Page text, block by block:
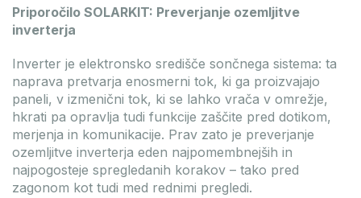
Priporočilo SOLARKIT: Preverjanje ozemljitve
inverterja
Inverter je elektronsko središče sončnega sistema: ta
naprava pretvarja enosmerni tok, ki ga proizvajajo
paneli, v izmenični tok, ki se lahko vrača v omrežje,
hkrati pa opravlja tudi funkcije zaščite pred dotikom,
merjenja in komunikacije. Prav zato je preverjanje
ozemljitve inverterja eden najpomembnejših in
najpogosteje spregledanih korakov – tako pred
zagonom kot tudi med rednimi pregledi.